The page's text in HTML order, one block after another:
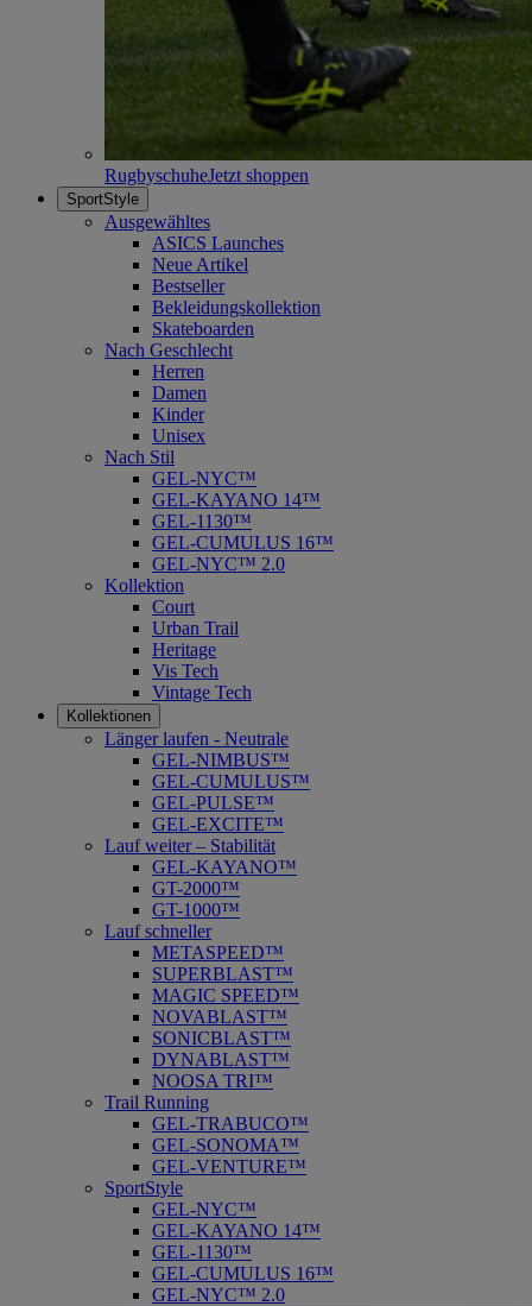
RugbyschuheJetzt shoppen
SportStyle
Ausgewähltes
ASICS Launches
Neue Artikel
Bestseller
Bekleidungskollektion
Skateboarden
Nach Geschlecht
Herren
Damen
Kinder
Unisex
Nach Stil
GEL-NYC™
GEL-KAYANO 14™
GEL-1130™
GEL-CUMULUS 16™
GEL-NYC™ 2.0
Kollektion
Court
Urban Trail
Heritage
Vis Tech
Vintage Tech
Kollektionen
Länger laufen - Neutrale
GEL-NIMBUS™
GEL-CUMULUS™
GEL-PULSE™
GEL-EXCITE™
Lauf weiter – Stabilität
GEL-KAYANO™
GT-2000™
GT-1000™
Lauf schneller
METASPEED™
SUPERBLAST™
MAGIC SPEED™
NOVABLAST™
SONICBLAST™
DYNABLAST™
NOOSA TRI™
Trail Running
GEL-TRABUCO™
GEL-SONOMA™
GEL-VENTURE™
SportStyle
GEL-NYC™
GEL-KAYANO 14™
GEL-1130™
GEL-CUMULUS 16™
GEL-NYC™ 2.0